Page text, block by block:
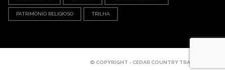
PATRIMÔNIO RELIGIOSO TRILHA
© COPYRIGHT - CEDAR COUNTRY TRAVEL - 2024